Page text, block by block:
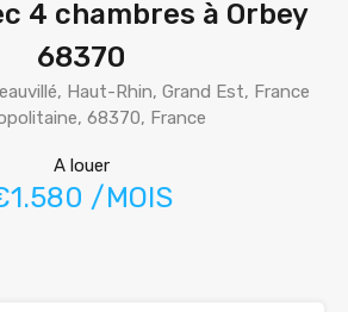
4 chambres à Orbey
68370
Haut-Rhin, Grand Est, France
68370, France
A louer
/MOIS